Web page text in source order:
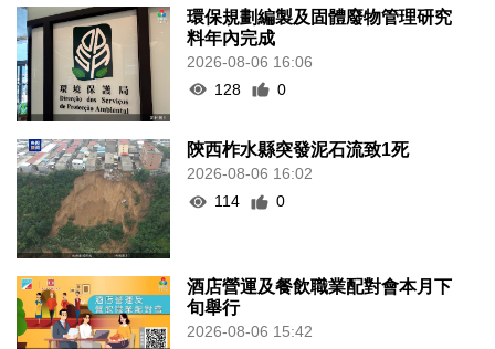
環保規劃編製及固體廢物管理研究
料年內完成
2026-08-06 16:06
128
0
陝西柞水縣突發泥石流致1死
2026-08-06 16:02
114
0
酒店營運及餐飲職業配對會本月下
旬舉行
2026-08-06 15:42